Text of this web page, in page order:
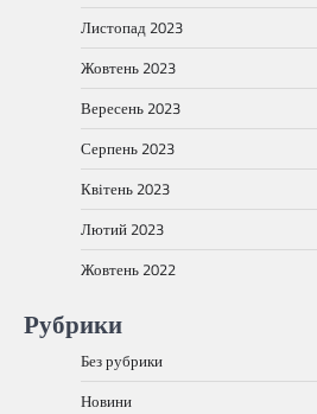
Листопад 2023
Жовтень 2023
Вересень 2023
Серпень 2023
Квітень 2023
Лютий 2023
Жовтень 2022
Рубрики
Без рубрики
Новини